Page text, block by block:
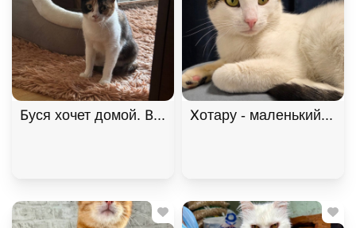
Буся хочет домой. В дар!, Черепаховый,
Хотару - маленький